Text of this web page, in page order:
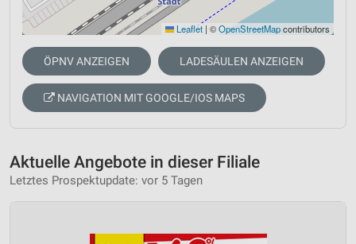
Leaflet | ©OpenStreetMapcontributors
ÖPNV ANZEIGEN LADESÄULEN ANZEIGEN
NAVIGATION MIT GOOGLE/IOS MAPS
Aktuelle Angebote in dieser Filiale
Letztes Prospektupdate: vor 5 Tagen